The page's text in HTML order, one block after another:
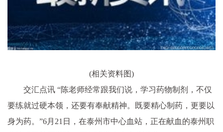
(相关资料图)
交汇点讯 “陈老师经常跟我们说，学习药物制剂，不仅
要练就过硬本领，还要有奉献精神。既要精心制药，更要以
身为药。”6月21日，在泰州市中心血站，正在献血的泰州职